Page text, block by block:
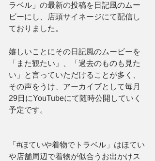
ラベル」の最新の投稿を日記風のムー
ビーにし、店頭サイネージにて配信し
ておりました。
嬉しいことにその日記風のムービーを
「また観たい」、「過去のものも見た
い」と言っていただけることが多く、
その声をうけ、アーカイブとして毎月
29日にYouTubeにて随時公開していく
予定です。
「#ほていや着物でトラベル」はほてい
や店舗周辺で着物が似合うお出かけス